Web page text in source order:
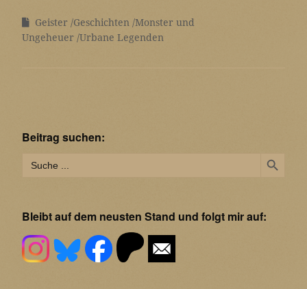
Geister Geschichten Monster und
Ungeheuer Urbane Legenden
Beitrag suchen:
for:
Bleibt auf dem neusten Stand und folgt mir auf: